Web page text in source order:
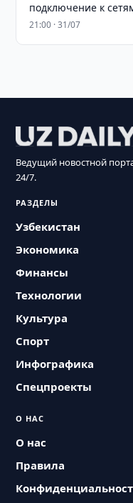
подключение к
21:00 · 31/07
Ведущий новостной
24/7.
РАЗДЕЛЫ
Узбекистан
Экономика
Финансы
Технологии
Культура
Спорт
Инфографика
Спецпроекты
О НАС
О нас
Правила